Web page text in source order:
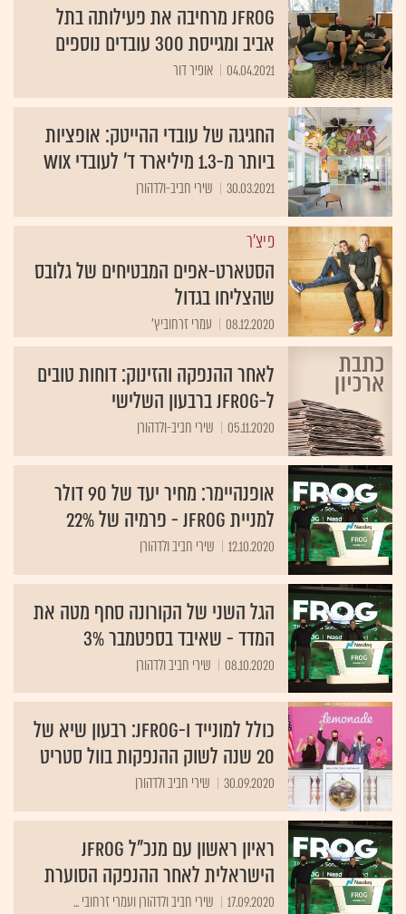
JFrog מרחיבה את פעילותה בתל
אביב ומגייסת 300 עובדים נוספים
04.04.2021 אופיר דור
החגיגה של עובדי ההייטק: אופציות
ביותר מ-1.3 מיליארד ד' לעובדי Wix
30.03.2021 שירי חביב-ולדהורן
פיצ'ר
הסטארט-אפים המבטיחים של גלובס
שהצליחו בגדול
08.12.2020 עמרי זרחוביץ'
לאחר ההנפקה והזינוק: דוחות טובים
ל-JFrog ברבעון השלישי
05.11.2020 שירי חביב-ולדהורן
אופנהיימר: מחיר יעד של 90 דולר
למניית JFrog - פרמיה של 22%
12.10.2020 שירי חביב ולדהורן
הגל השני של הקורונה סחף מטה את
המדד - שאיבד בספטמבר 3%
08.10.2020 שירי חביב ולדהורן
כולל למונייד ו-JFrog: רבעון שיא של
20 שנה לשוק ההנפקות בוול סטריט
30.09.2020 שירי חביב ולדהורן
ראיון ראשון עם מנכ"ל JFrog
הישראלית לאחר ההנפקה הסוערת
17.09.2020 שירי חביב ולדהורן ועמרי זרחובי ...